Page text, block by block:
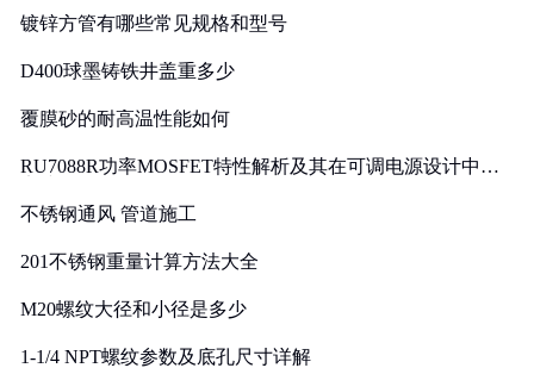
镀锌方管有哪些常见规格和型号
D400球墨铸铁井盖重多少
覆膜砂的耐高温性能如何
RU7088R功率MOSFET特性解析及其在可调电源设计中的
不锈钢通风 管道施工
201不锈钢重量计算方法大全
M20螺纹大径和小径是多少
1-1/4 NPT螺纹参数及底孔尺寸详解